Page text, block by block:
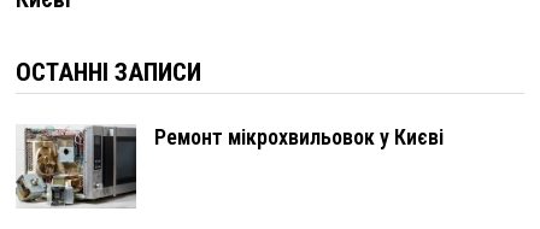
ОСТАННІ ЗАПИСИ
Ремонт мікрохвильовок у Києві